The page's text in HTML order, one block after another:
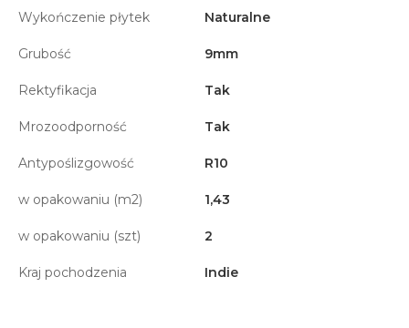
Wykończenie płytek Naturalne
Grubość 9mm
Rektyfikacja Tak
Mrozoodporność Tak
Antypoślizgowość R10
w opakowaniu (m2) 1,43
w opakowaniu (szt) 2
Kraj pochodzenia Indie